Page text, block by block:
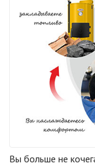
Вы больше не